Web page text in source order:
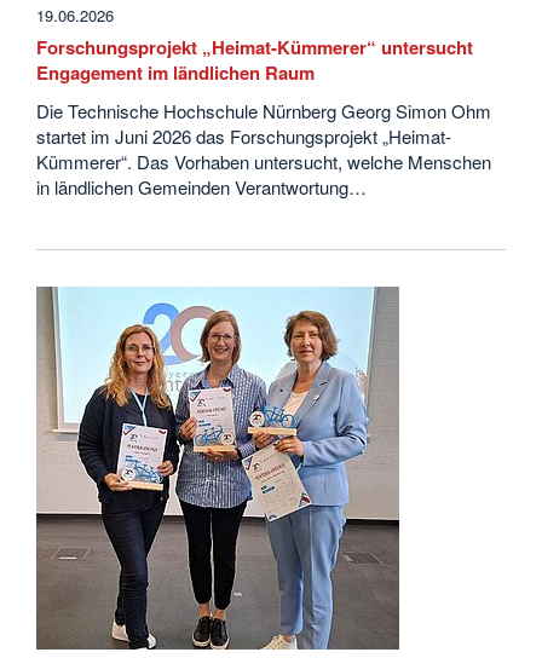
19.06.2026
Forschungsprojekt „Heimat-Kümmerer“ untersucht
Engagement im ländlichen Raum
Die Technische Hochschule Nürnberg Georg Simon Ohm
startet im Juni 2026 das Forschungsprojekt „Heimat-
Kümmerer“. Das Vorhaben untersucht, welche Menschen
in ländlichen Gemeinden Verantwortung…